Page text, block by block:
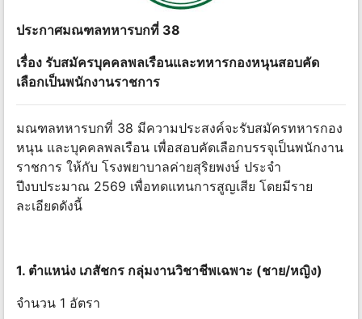
ประกาศมณฑลทหารบกที่ 38
เรื่อง รับสมัครบุคคลพลเรือนและทหารกองหนุนสอบคัด
เลือกเป็นพนักงานราชการ
มณฑลทหารบกที่ 38 มีความประสงค์จะรับสมัครทหารกอง
หนุน และบุคคลพลเรือน เพื่อสอบคัดเลือกบรรจุเป็นพนักงาน
ราชการ ให้กับ โรงพยาบาลค่ายสุริยพงษ์ ประจํา
ปีงบประมาณ 2569 เพื่อทดแทนการสูญเสีย โดยมีราย
ละเอียดดังนี้
1. ตําแหน่ง เภสัชกร กลุ่มงานวิชาชีพเฉพาะ (ชาย/หญิง)
จำนวน 1 อัตรา